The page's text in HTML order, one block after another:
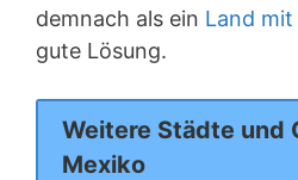
demnach als ein Land mit
gute Lösung.
Weitere Städte und
Mexiko